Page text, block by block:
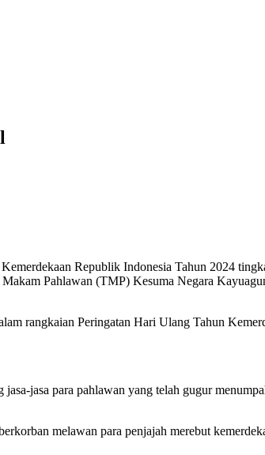
Republik Indonesia Tahun 2024
Pahlawan (TMP) Kesuma Negara
rangkaian Peringatan Hari Ulang Tahun
jasa para pahlawan yang telah gugur
melawan para penjajah merebut